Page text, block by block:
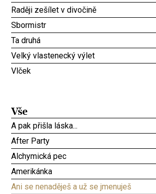
Raději zešílet v divočině
Sbormistr
Ta druhá
Velký vlastenecký výlet
Vlček
Vše
A pak přišla láska...
After Party
Alchymická pec
Amerikánka
Ani se nenaděješ a už se jmenuješ